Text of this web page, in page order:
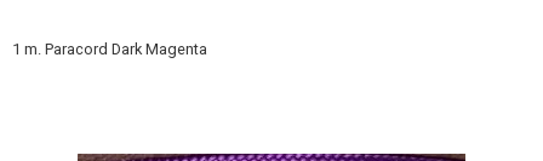
1 m. Paracord Dark Magenta